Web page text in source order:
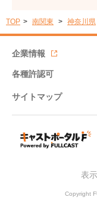
TOP 南関東 神奈川県
企業情報
各種許認可
サイトマップ
表
Copyright